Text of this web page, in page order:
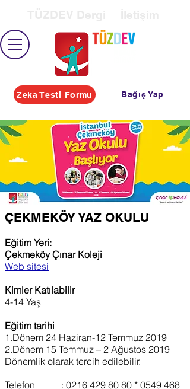
Zeka Testi Formu Bağış Yap
ÇEKMEKÖY YAZ OKULU
Eğitim Yeri:
Çekmeköy Çınar Koleji
Web sitesi
Kimler Katılabilir
4-14 Yaş
Eğitim tarihi
1.Dönem 24 Haziran-12 Temmuz 2019
2.Dönem 15 Temmuz – 2 Ağustos 2019
Dönemlik olarak tercih edilebilir.
Telefon : 0216 429 80 80 * 0549 468